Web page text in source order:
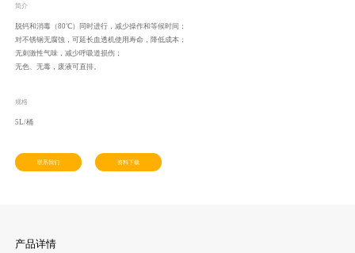
简介
脱钙和消毒（80℃）同时进行，减少操作和等候时间；
对不锈钢无腐蚀，可延长血透机使用寿命，降低成本；
无刺激性气味，减少呼吸道损伤；
无色、无毒，废液可直排。
规格
5L/桶
联系我们 资料下载
产品详情